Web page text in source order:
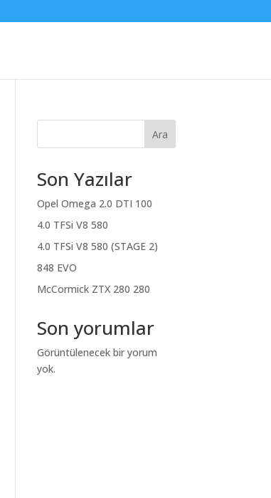
Ara
Son Yazılar
Opel Omega 2.0 DTI 100
4.0 TFSi V8 580
4.0 TFSi V8 580 (STAGE 2)
848 EVO
McCormick ZTX 280 280
Son yorumlar
Görüntülenecek bir yorum
yok.